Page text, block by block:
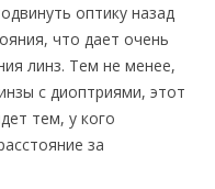
оптику назад
что дает очень
линз. Тем не менее,
с диоптриями, этот
тем, у кого
за